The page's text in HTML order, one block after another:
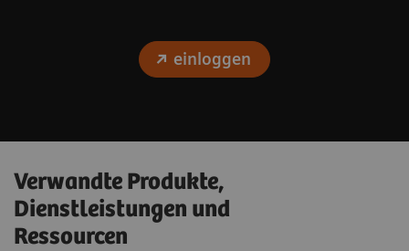
einloggen
Verwandte Produkte,
Dienstleistungen und
Ressourcen